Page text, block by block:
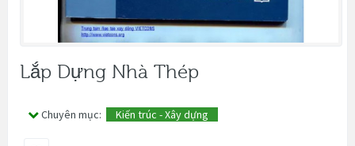
Lắp Dựng Nhà Thép
Chuyên mục: Kiến trúc - Xây dựng